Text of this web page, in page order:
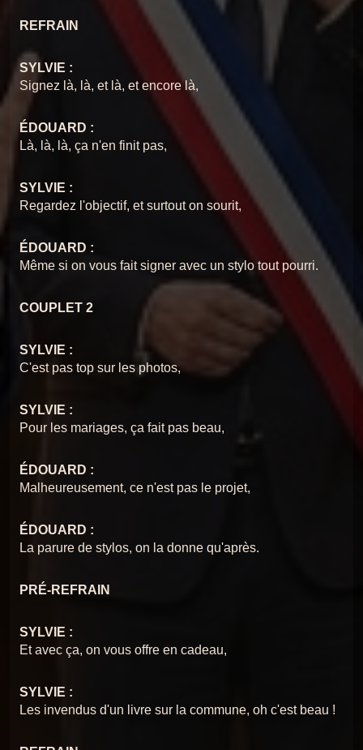
17 Je veux être votre couvercle
Chansons du Pschittt
Chansons du Pschittt
REFRAIN
SYLVIE :
Signez là, là, et là, et encore là,
ÉDOUARD :
Là, là, là, ça n'en finit pas,
SYLVIE :
Regardez l'objectif, et surtout on sourit,
ÉDOUARD :
Même si on vous fait signer avec un stylo tout pourri.
COUPLET 2
SYLVIE :
C'est pas top sur les photos,
SYLVIE :
Pour les mariages, ça fait pas beau,
ÉDOUARD :
Malheureusement, ce n'est pas le projet,
ÉDOUARD :
La parure de stylos, on la donne qu'après.
PRÉ-REFRAIN
SYLVIE :
Et avec ça, on vous offre en cadeau,
SYLVIE :
Les invendus d'un livre sur la commune, oh c'est beau !